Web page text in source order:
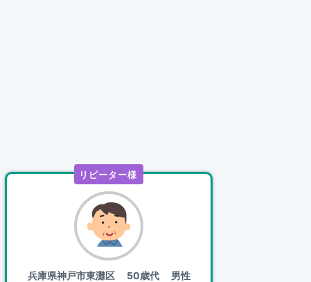
リピーター様
兵庫県神戸市東灘区50歳代 男性